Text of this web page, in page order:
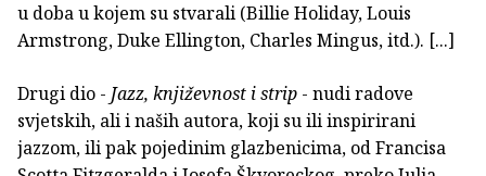
u doba u kojem su stvarali (Billie Holiday, Louis
Armstrong, Duke Ellington, Charles Mingus, itd.). [...]
Drugi dio - Jazz, književnost i strip - nudi radove
svjetskih, ali i naših autora, koji su ili inspirirani
jazzom, ili pak pojedinim glazbenicima, od Francisa